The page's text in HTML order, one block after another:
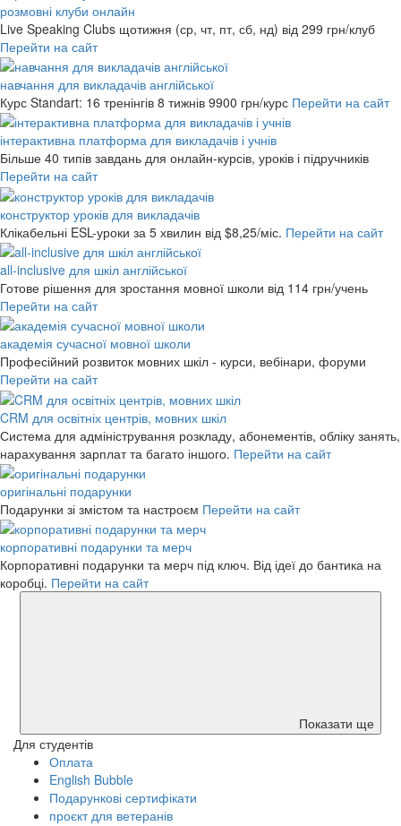
розмовні клуби онлайн
Live Speaking Clubs щотижня (ср, чт, пт, сб, нд) від 299 грн/клуб
Перейти на сайт
навчання для викладачів англійської
Курс Standart: 16 тренінгів 8 тижнів 9900 грн/курс Перейти на сайт
інтерактивна платформа для викладачів і учнів
Більше 40 типів завдань для онлайн-курсів, уроків і підручників
Перейти на сайт
конструктор уроків для викладачів
Клікабельні ESL-уроки за 5 хвилин від $8,25/міс. Перейти на сайт
all-inclusive для шкіл англійської
Готове рішення для зростання мовної школи від 114 грн/учень
Перейти на сайт
академія сучасної мовної школи
Професійний розвиток мовних шкіл - курси, вебінари, форуми
Перейти на сайт
CRM для освітніх центрів, мовних шкіл
Система для адміністрування розкладу, абонементів, обліку занять,
нарахування зарплат та багато іншого. Перейти на сайт
оригінальні подарунки
Подарунки зі змістом та настроєм Перейти на сайт
корпоративні подарунки та мерч
Корпоративні подарунки та мерч під ключ. Від ідеї до бантика на
коробці. Перейти на сайт
Показати ще
Для студентів
Оплата
English Bubble
Подарункові сертифікати
проєкт для ветеранів